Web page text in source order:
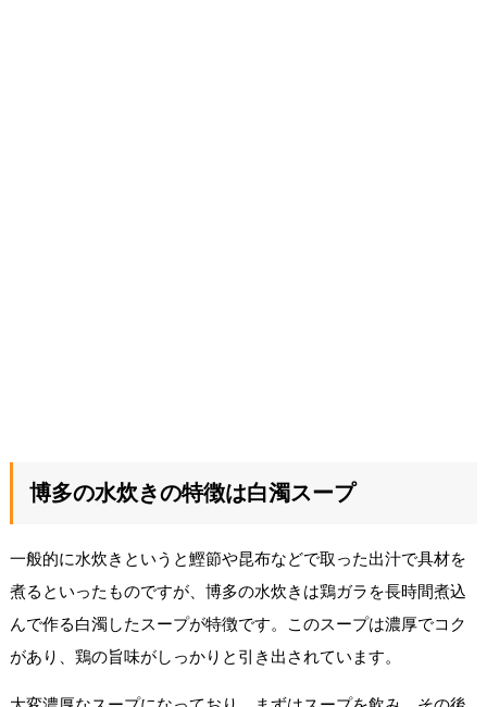
博多の水炊きの特徴は白濁スープ
一般的に水炊きというと鰹節や昆布などで取った出汁で具材を
煮るといったものですが、博多の水炊きは鶏ガラを長時間煮込
んで作る白濁したスープが特徴です。このスープは濃厚でコク
があり、鶏の旨味がしっかりと引き出されています。